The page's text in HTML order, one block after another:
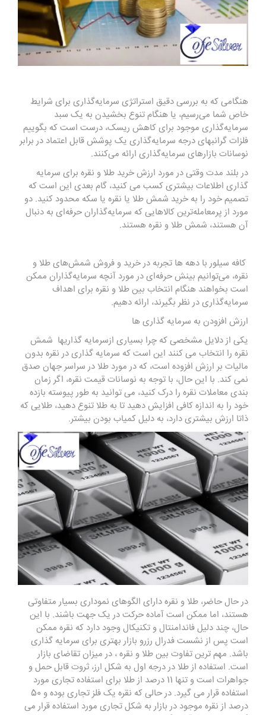
هنگامی که به بررسی دقیق استراتژی سرمایه‌گذاری برای شرایط
خاص شما می‌رسیم، یا هنگام تنوع بخشیدن به یک سبد
سرمایه‌گذاری موجود برای کاهش ریسک، درست است که بگوییم
فلزات گرانبهای درجه سرمایه‌گذاری یک پوشش قابل اعتماد در برابر
نوسانات بازارهای سرمایه‌گذاری ارائه می‌کنند.
در بلند مدت وقتی در مورد ارزش خرید طلا و نقره برای سرمایه
گذاری اطلاعات بیشتری کسب می کنید، گام بعدی این است که
تصمیم خود را به خرید شمش طلا یا نقره یا سکه محدود کنید. دو
مورد از پرمعامله‌ترین کالاهایی که سرمایه‌گذاران حرفه‌ای به دنبال
آن هستند، شمش طلا و نقره هستند.
کافه سیلور با دهه ها تجربه در خرید و فروش شمش‌های طلا و
نقره، می‌توانیم بینش حرفه‌ای در مورد آنچه سرمایه‌گذاران ممکن
است بخواهند هنگام انتخاب بین طلا و نقره برای اهداف
سرمایه‌گذاری در نظر بگیرند، ارائه دهیم.
ارزش افزودن به سرمایه گذاری ها
یکی از دلایل مشخصی که چرا بسیاری ازسرمایه گذاریها شمش
نقره را انتخاب می کنند این است که سرمایه گذاری در نقره بدون
مالیات بر ارزش افزوده است، که در مورد طلا در سراسر جهان صدق
نمی کند. با این حال، با توجه به نوسانات قیمت نقره، اگر زمان
بندی معاملات نقره را درک کنید، می توانید به طور پیوسته بازده
خود را به اندازه کافی افزایش دهید تا به طلا تنوع دهید، طلایی که
ذاتا ارزش بیشتری دارد، به دلیل کمیاب بودن بیشتر.
در حال حاضر، طلا و نقره دارای الگوهای نموداری بسیار متفاوتی
هستند، اما ممکن است آماده حرکت در یک جهت باشند. با این
حال، چند دلیل فاندامنتال و تکنیکال وجود دارد که نقره ممکن
است پس از نشست فدرال رزرو بازار بهتری برای سرمایه گذاری
باشد. مهم ترین تفاوت بین طلا و نقره ، در میزان تقاضای بازار
است. استفاده از طلا در درجه اول به شکل ارز، ثروت قابل حمل و
جواهرات است و تنها 11 درصد از طلا برای استفاده تجاری مورد
استفاده قرار می گیرد. در حالی که نقره یک فلز تجاری بوده و 50
درصد از نقره موجود در بازار به شکل تجاری مورد استفاده قرار می